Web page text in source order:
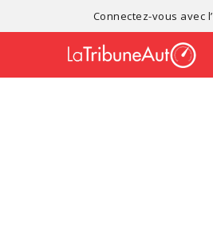
Connectez-vous avec l’